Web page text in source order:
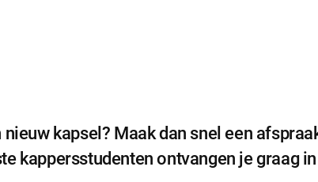
kapsel? Maak dan snel een
kappersstudenten ontvangen je graag in